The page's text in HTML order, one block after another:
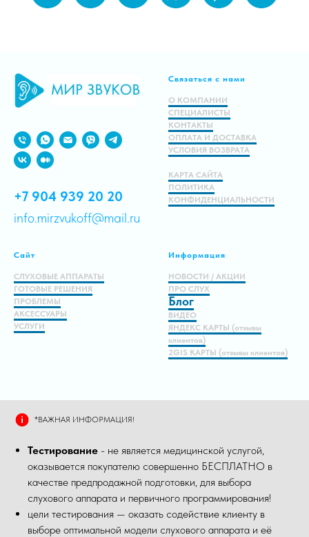
+7 904 939 20 20
info.mirzvukoff@mail.ru
Связаться с нами
О КОМПАНИИ
СПЕЦИАЛИСТЫ
КОНТАКТЫ
ОПЛАТА И ДОСТАВКА
УСЛОВИЯ ВОЗВРАТА
КАРТА САЙТА
ПОЛИТИКА
КОНФИДЕНЦИАЛЬНОСТИ
Сайт
СЛУХОВЫЕ АППАРАТЫ
ГОТОВЫЕ РЕШЕНИЯ
ПРОБЛЕМЫ
АКСЕССУАРЫ
УСЛУГИ
Информация
НОВОСТИ / АКЦИИ
ПРО СЛУХ
Блог
ВИДЕО
ЯНДЕКС КАРТЫ (отзывы
клиентов)
2GIS КАРТЫ (отзывы клиентов)
*ВАЖНАЯ ИНФОРМАЦИЯ!
Тестирование - не является медицинской услугой,
оказывается покупателю совершенно БЕСПЛАТНО в
качестве предпродажной подготовки, для выбора
слухового аппарата и первичного программирования!
цели тестирования — оказать содействие клиенту в
выборе оптимальной модели слухового аппарата и её